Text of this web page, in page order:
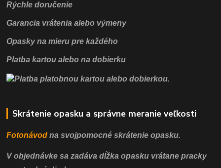
Rýchle doručenie
Garancia vrátenia alebo výmeny
Opasky na mieru pre každého
Platba kartou alebo na dobierku
Skrátenie opasku a správne meranie veľkosti
Fotonávod na svojpomocnéskrátenie opasku.
V objednávke sa zadáva dĺžka opasku vrátane pracky